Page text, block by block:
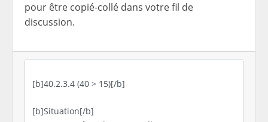
pour être copié-collé dans votre fil de
discussion.